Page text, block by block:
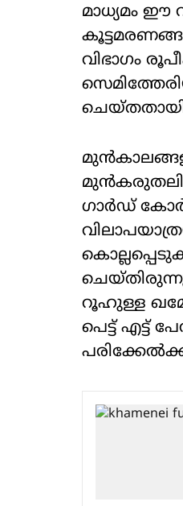
മാധ്യമം ഈ
വിഭാഗം
ചെയ്തതായി
ഗാര്‍ഡ്
റൂഹുള്ള
പെട്ട് എട്ട്